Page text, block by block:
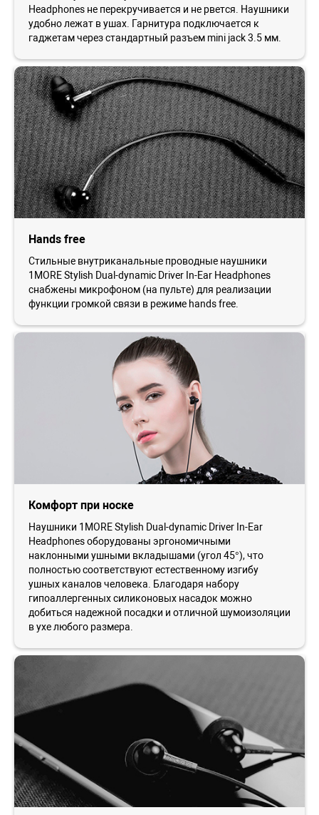
Headphones не перекручивается и не рвется. Наушники
удобно лежат в ушах. Гарнитура подключается к
гаджетам через стандартный разъем mini jack 3.5 мм.
Hands free
Стильные внутриканальные проводные наушники
1MORE Stylish Dual-dynamic Driver In-Ear Headphones
снабжены микрофоном (на пульте) для реализации
функции громкой связи в режиме hands free.
Комфорт при носке
Наушники 1MORE Stylish Dual-dynamic Driver In-Ear
Headphones оборудованы эргономичными
наклонными ушными вкладышами (угол 45°), что
полностью соответствуют естественному изгибу
ушных каналов человека. Благодаря набору
гипоаллергенных силиконовых насадок можно
добиться надежной посадки и отличной шумоизоляции
в ухе любого размера.